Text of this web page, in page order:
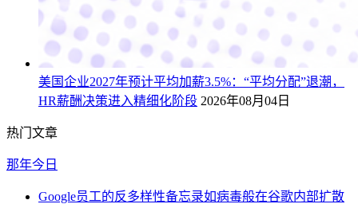
美国企业2027年预计平均加薪3.5%：“平均分配”退潮，
HR薪酬决策进入精细化阶段 2026年08月04日
热门文章
那年今日
Google员工的反多样性备忘录如病毒般在谷歌内部扩散